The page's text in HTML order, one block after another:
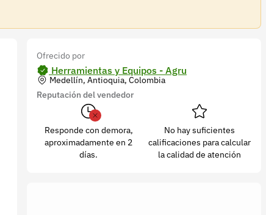
Ofrecido por
Herramientas y Equipos - Agru
Medellín, Antioquia, Colombia
Reputación del vendedor
Responde con demora,
aproximadamente en 2
días.
No hay suficientes
calificaciones para calcular
la calidad de atención